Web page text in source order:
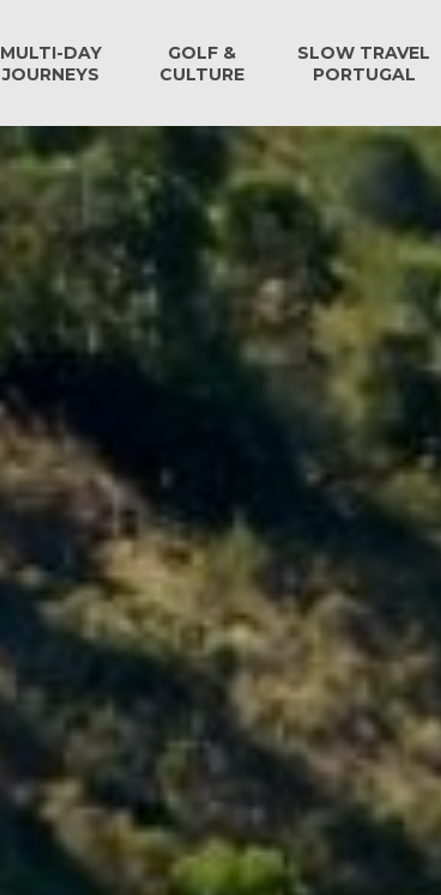
MULTI-DAY
JOURNEYS
GOLF &
CULTURE
SLOW TRAVEL
PORTUGAL